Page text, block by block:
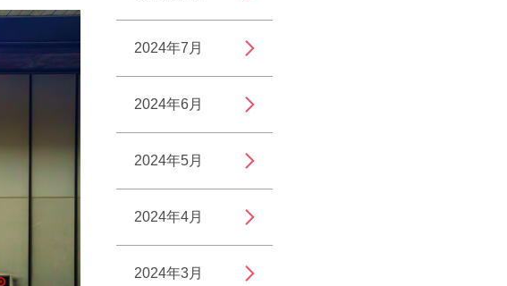
2024年7月
2024年6月
2024年5月
2024年4月
2024年3月